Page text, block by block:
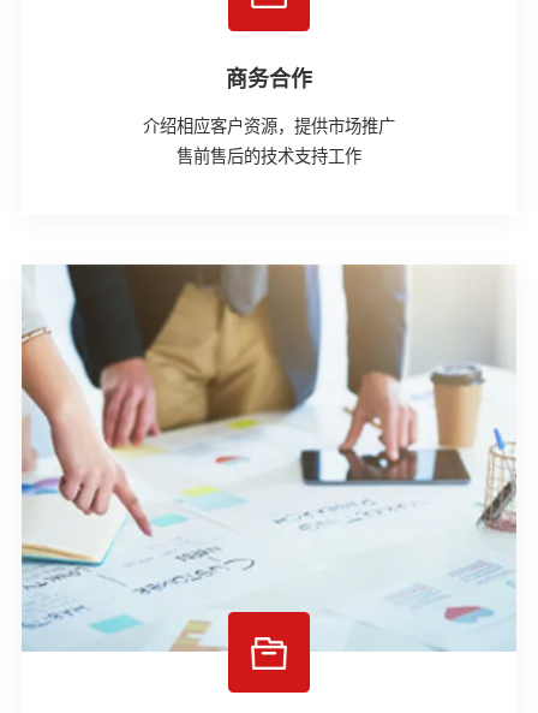
商务合作
介绍相应客户资源，提供市场推广
售前售后的技术支持工作